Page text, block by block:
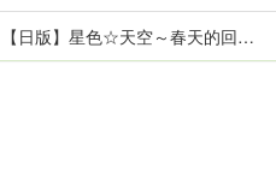
【日版】星色☆天空～春天的回忆～ Starry☆Sky～Spring Memories～ 日语